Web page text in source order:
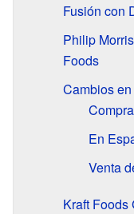
Fusión con
Philip
Foods
Cambios
En
Venta
Kraft Foods